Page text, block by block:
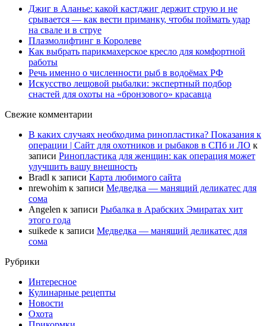
Джиг в Аланье: какой кастджиг держит струю и не
срывается — как вести приманку, чтобы поймать удар
на свале и в струе
Плазмолифтинг в Королеве
Как выбрать парикмахерское кресло для комфортной
работы
Речь именно о численности рыб в водоёмах РФ
Искусство лещовой рыбалки: экспертный подбор
снастей для охоты на «бронзового» красавца
Свежие комментарии
В каких случаях необходима ринопластика? Показания к
операции | Сайт для охотников и рыбаков в СПб и ЛО к
записи Ринопластика для женщин: как операция может
улучшить вашу внешность
Bradl к записи Карта любимого сайта
nrewohim к записи Медведка — манящий деликатес для
сома
Angelen к записи Рыбалка в Арабских Эмиратах хит
этого года
suikede к записи Медведка — манящий деликатес для
сома
Рубрики
Интересное
Кулинарные рецепты
Новости
Охота